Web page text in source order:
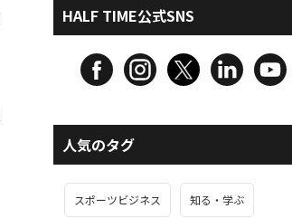
HALF TIME公式SNS
人気のタグ
スポーツビジネス 知る・学ぶ